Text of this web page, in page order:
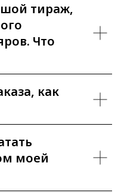
тираж,
Что
как
моей